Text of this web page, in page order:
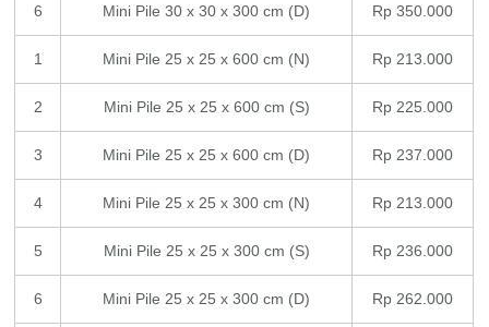
6 Mini Pile 30 x 30 x 300 cm (D) Rp 350.000
1 Mini Pile 25 x 25 x 600 cm (N) Rp 213.000
2 Mini Pile 25 x 25 x 600 cm (S) Rp 225.000
3 Mini Pile 25 x 25 x 600 cm (D) Rp 237.000
4 Mini Pile 25 x 25 x 300 cm (N) Rp 213.000
5 Mini Pile 25 x 25 x 300 cm (S) Rp 236.000
6 Mini Pile 25 x 25 x 300 cm (D) Rp 262.000